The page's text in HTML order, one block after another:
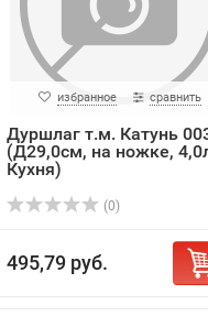
избранное сравнить
Дуршлаг т.м. Катунь
(Д29,0см, на ножке,
Кухня)
(0)
495,79 руб.